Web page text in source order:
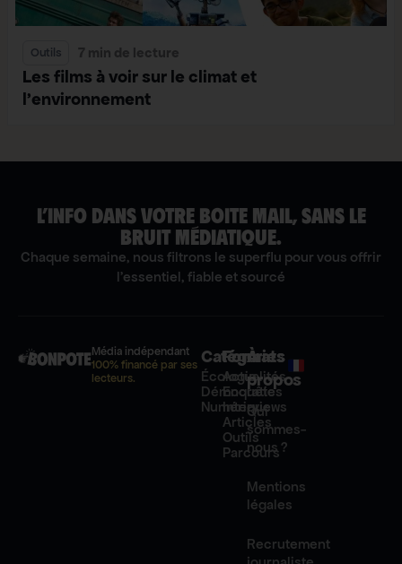
Outils 7 min de lecture
Les films à voir sur le climat et
l’environnement
L’INFO DANS VOTRE BOITE MAIL, SANS LE
BRUIT MÉDIATIQUE.
Chaque semaine, nous filtrons le superflu pour vous offrir
l'essentiel, fiable et sourcé
Média indépendant
100% financé par ses
lecteurs.
Catégories
Écologie
Démocratie
Numérique
Formats
Actualités
Enquêtes
Interviews
Articles
Outils
Parcours
À
propos
Qui
sommes-
nous ?
Mentions
légales
Recrutement